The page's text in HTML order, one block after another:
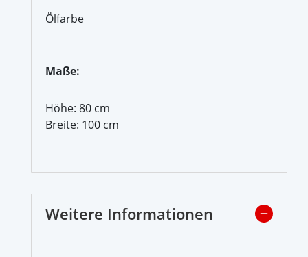
Ölfarbe
Maße:
Höhe: 80 cm
Breite: 100 cm
Weitere Informationen